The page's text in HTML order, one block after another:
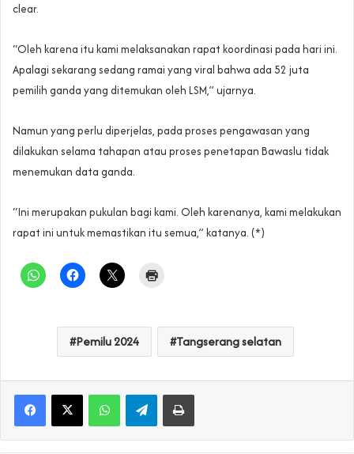
clear.
“Oleh karena itu kami melaksanakan rapat koordinasi pada hari ini.
Apalagi sekarang sedang ramai yang viral bahwa ada 52 juta
pemilih ganda yang ditemukan oleh LSM,” ujarnya.
Namun yang perlu diperjelas, pada proses pengawasan yang
dilakukan selama tahapan atau proses penetapan Bawaslu tidak
menemukan data ganda.
“Ini merupakan pukulan bagi kami. Oleh karenanya, kami melakukan
rapat ini untuk memastikan itu semua,” katanya. (*)
Pemilu 2024 Tangserang selatan
WhatsAppTelegramPrint